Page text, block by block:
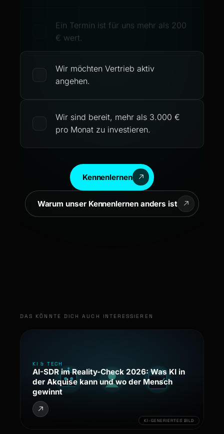
Ein Termin ist für uns mehr als 200
€ wert.
Wir möchten Vertrieb aktiv
angehen.
Wir sind bereit, mehr als 3.000 €
pro Monat zu investieren.
Kennenlernen
Warum unser Kennenlernen anders ist
DAS KÖNNTE DICH AUCH INTERESSIEREN
KI & TECH
AI-SDR im Reality-Check 2026: Was KI in
der Akquise kann und wo der Mensch
gewinnt
KI-GENERIERTES BILD